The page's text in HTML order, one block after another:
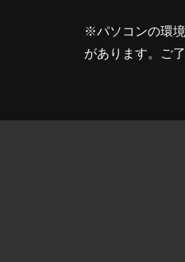
※パソコンの環
があります。ご